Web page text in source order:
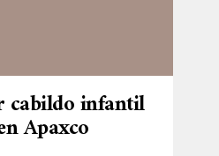
cabildo infantil
Apaxco